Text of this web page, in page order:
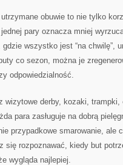
obuwie to nie tylko
pary oznacza mniej
wszystko jest “na chwilę”,
co sezon, można je
odpowiedzialność.
wizytowe derby, kozaki,
para zasługuje na dobrą
przypadkowe smarowanie, ale
się rozpoznawać, kiedy but
wygląda najlepiej.